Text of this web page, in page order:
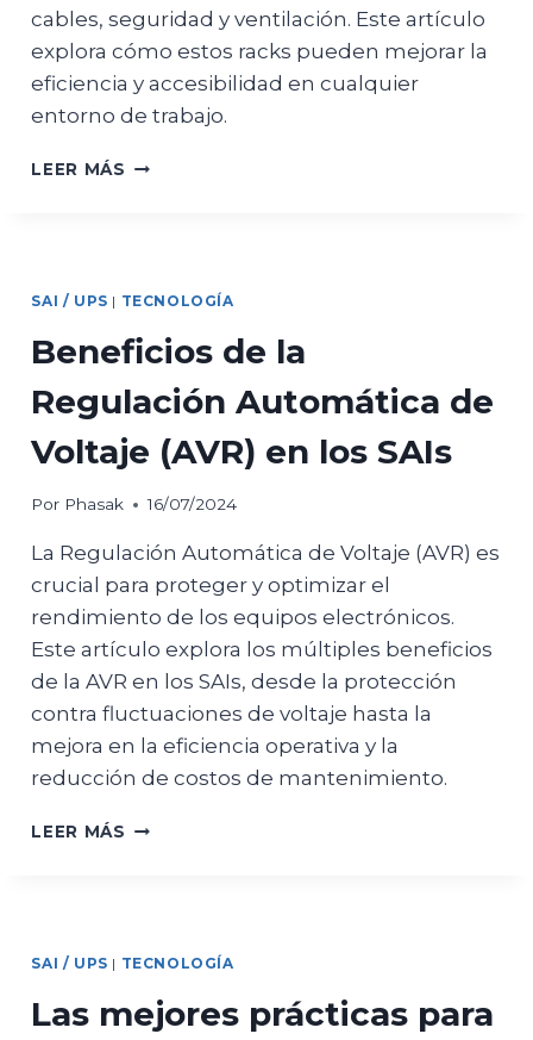
cables, seguridad y ventilación. Este artículo
explora cómo estos racks pueden mejorar la
eficiencia y accesibilidad en cualquier
entorno de trabajo.
LEER MÁS OPTIMIZA
CON
MURALES
RACK
19”
DE
PHASAK
SAI / UPS | TECNOLOGÍA
Beneficios de la
Regulación Automática de
Voltaje (AVR) en los SAIs
Por Phasak 16/07/2024
La Regulación Automática de Voltaje (AVR) es
crucial para proteger y optimizar el
rendimiento de los equipos electrónicos.
Este artículo explora los múltiples beneficios
de la AVR en los SAIs, desde la protección
contra fluctuaciones de voltaje hasta la
mejora en la eficiencia operativa y la
reducción de costos de mantenimiento.
LEER MÁS BENEFICIOS
(AVR)
EN
SAI / UPS | TECNOLOGÍA
Las mejores prácticas para